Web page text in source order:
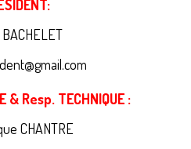
& Resp. TECHNIQUE :
CHANTRE